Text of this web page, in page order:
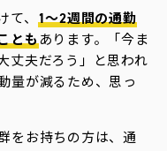
、 1～2週間の通勤
ともあります。「今ま
丈夫だろう」と思われ
量が減るため、思っ
をお持ちの方は、通